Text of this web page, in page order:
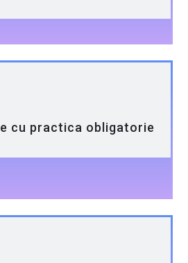
cu practica obligatorie